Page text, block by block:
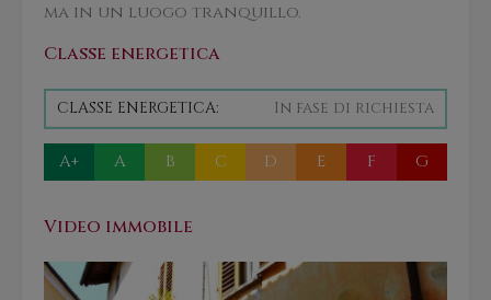
ma in un luogo tranquillo.
Classe energetica
CLASSE ENERGETICA: In fase di richiesta
A+ A B C D E F G
Video immobile